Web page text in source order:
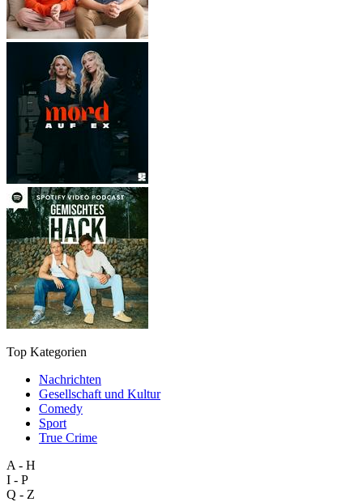
Top Kategorien
Nachrichten
Gesellschaft und Kultur
Comedy
Sport
True Crime
A - H
I - P
Q - Z